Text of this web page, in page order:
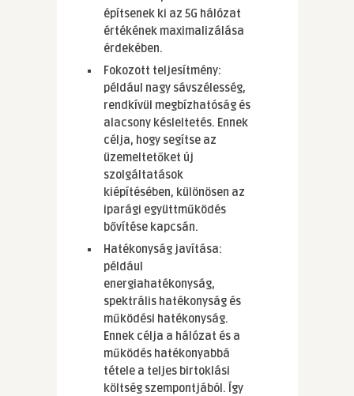
építsenek ki az 5G hálózat
értékének maximalizálása
érdekében.
Fokozott teljesítmény:
például nagy sávszélesség,
rendkívül megbízhatóság és
alacsony késleltetés. Ennek
célja, hogy segítse az
üzemeltetőket új
szolgáltatások
kiépítésében, különösen az
iparági együttműködés
bővítése kapcsán.
Hatékonyság javítása:
például
energiahatékonyság,
spektrális hatékonyság és
működési hatékonyság.
Ennek célja a hálózat és a
működés hatékonyabbá
tétele a teljes birtoklási
költség szempontjából. Így